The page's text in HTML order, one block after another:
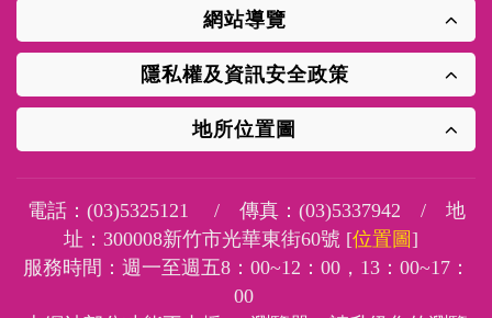
網站導覽
隱私權及資訊安全政策
地所位置圖
電話： (03)5325121 / 傳真： (03)5337942 / 地
址： 300008新竹市光華東街60號 [位置圖]
服務時間：週一至週五8：00~12：00，13：00~17：
00